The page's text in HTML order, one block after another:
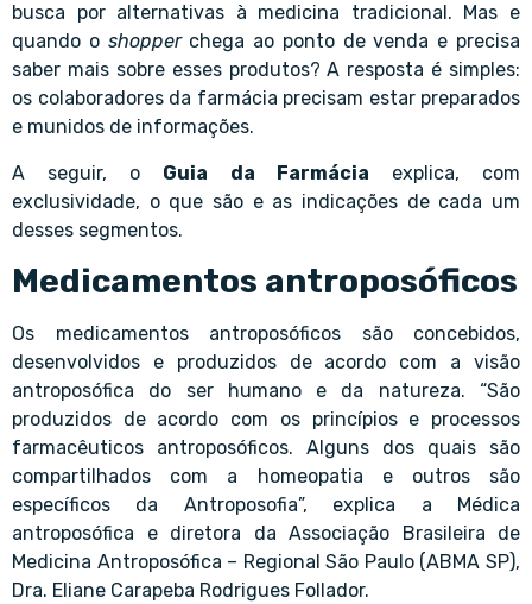
busca por alternativas à medicina tradicional. Mas e
quando o shopper chega ao ponto de venda e precisa
saber mais sobre esses produtos? A resposta é simples:
os colaboradores da farmácia precisam estar preparados
e munidos de informações.
A seguir, o Guia da Farmácia explica, com
exclusividade, o que são e as indicações de cada um
desses segmentos.
Medicamentos antroposóficos
Os medicamentos antroposóficos são concebidos,
desenvolvidos e produzidos de acordo com a visão
antroposófica do ser humano e da natureza. “São
produzidos de acordo com os princípios e processos
farmacêuticos antroposóficos. Alguns dos quais são
compartilhados com a homeopatia e outros são
específicos da Antroposofia”, explica a Médica
antroposófica e diretora da Associação Brasileira de
Medicina Antroposófica – Regional São Paulo (ABMA SP),
Dra. Eliane Carapeba Rodrigues Follador.